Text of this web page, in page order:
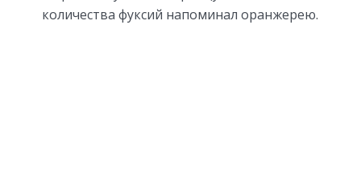
количества фуксий напоминал оранжерею.